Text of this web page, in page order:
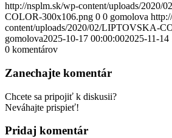
http://nsplm.sk/wp-content/uploads/2020/
COLOR-300x106.png 0 0 gomolova
content/uploads/2020/02/LIPTOVSKA-
gomolova2025-10-17 00:00:002025-11-14
0 komentárov
Zanechajte komentár
Chcete sa pripojiť k diskusii?
Neváhajte prispieť!
Pridaj komentár